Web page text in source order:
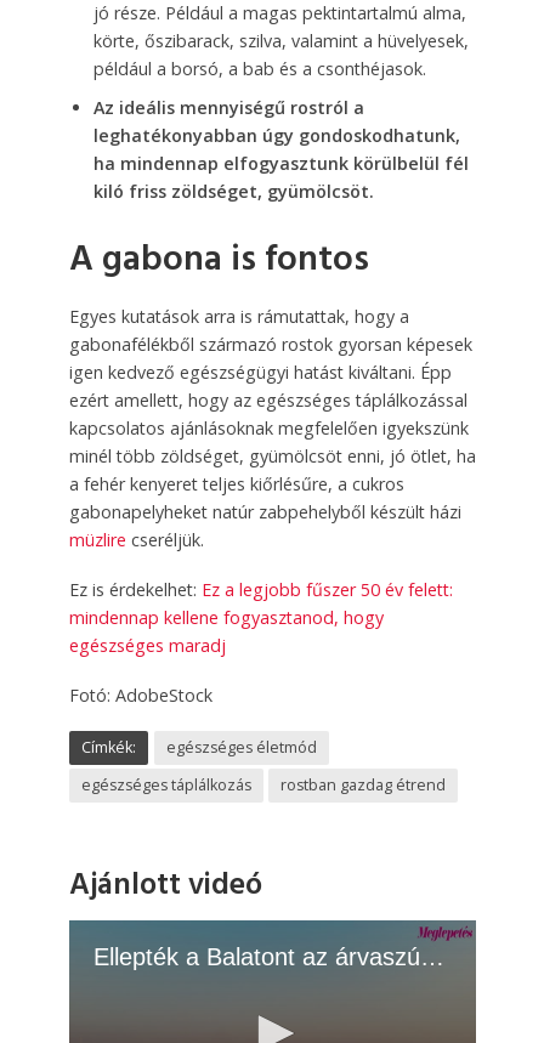
jó része. Például a magas pektintartalmú alma,
körte, őszibarack, szilva, valamint a hüvelyesek,
például a borsó, a bab és a csonthéjasok.
Az ideális mennyiségű rostról a
leghatékonyabban úgy gondoskodhatunk,
ha mindennap elfogyasztunk körülbelül fél
kiló friss zöldséget, gyümölcsöt.
A gabona is fontos
Egyes kutatások arra is rámutattak, hogy a
gabonafélékből származó rostok gyorsan képesek
igen kedvező egészségügyi hatást kiváltani. Épp
ezért amellett, hogy az egészséges táplálkozással
kapcsolatos ajánlásoknak megfelelően igyekszünk
minél több zöldséget, gyümölcsöt enni, jó ötlet, ha
a fehér kenyeret teljes kiőrlésűre, a cukros
gabonapelyheket natúr zabpehelyből készült házi
müzlire cseréljük.
Ez is érdekelhet: Ez a legjobb fűszer 50 év felett:
mindennap kellene fogyasztanod, hogy
egészséges maradj
Fotó: AdobeStock
Címkék:
egészséges életmód
egészséges táplálkozás
rostban gazdag étrend
Ajánlott videó
Ellepték a Balatont az árvaszúnyogok